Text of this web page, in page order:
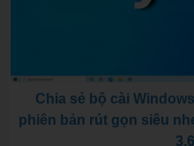
Chia sẻ bộ cài
phiên bản rút gọn siêu